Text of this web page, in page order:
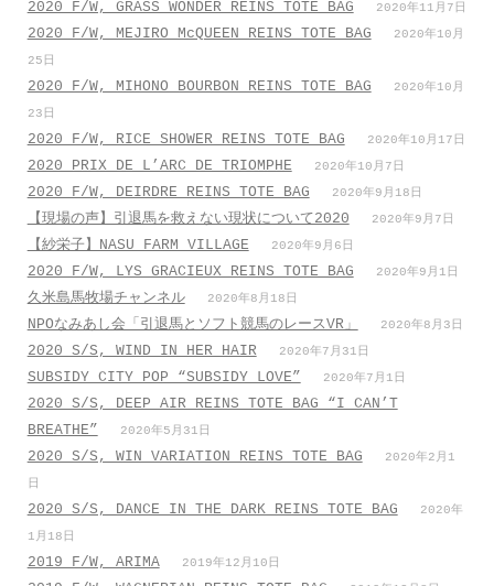
2020 F/W, GRASS WONDER REINS TOTE BAG 2020年11月7日
2020 F/W, MEJIRO McQUEEN REINS TOTE BAG
2020年10月
25日
2020 F/W, MIHONO BOURBON REINS TOTE BAG
2020年10月
23日
2020 F/W, RICE SHOWER REINS TOTE BAG 2020年10月17日
2020 PRIX DE L’ARC DE TRIOMPHE 2020年10月7日
2020 F/W, DEIRDRE REINS TOTE BAG 2020年9月18日
【現場の声】引退馬を救えない現状について2020 2020年9月7日
【紗栄子】NASU FARM VILLAGE 2020年9月6日
2020 F/W, LYS GRACIEUX REINS TOTE BAG 2020年9月1日
久米島馬牧場チャンネル 2020年8月18日
NPOなみあし会「引退馬とソフト競馬のレースVR」 2020年8月3日
2020 S/S, WIND IN HER HAIR 2020年7月31日
SUBSIDY CITY POP “SUBSIDY LOVE” 2020年7月1日
2020 S/S, DEEP AIR REINS TOTE BAG “I CAN’T
BREATHE”
2020年5月31日
2020 S/S, WIN VARIATION REINS TOTE BAG
2020年2月1
日
2020 S/S, DANCE IN THE DARK REINS TOTE BAG
2020年
1月18日
2019 F/W, ARIMA 2019年12月10日